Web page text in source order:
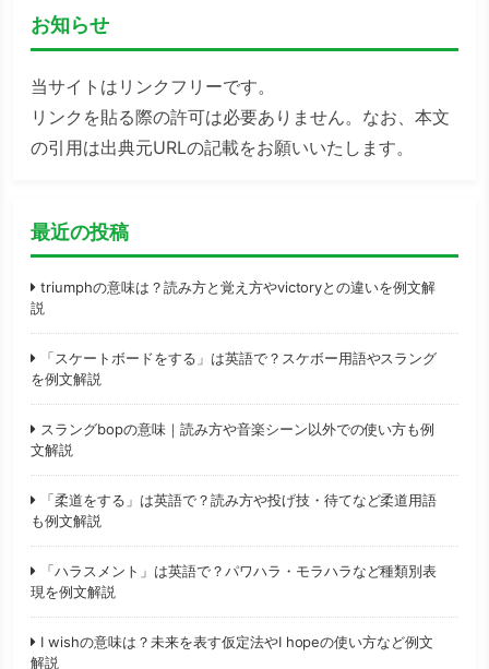
お知らせ
当サイトはリンクフリーです。
リンクを貼る際の許可は必要ありません。なお、本文
の引用は出典元URLの記載をお願いいたします。
最近の投稿
triumphの意味は？読み方と覚え方やvictoryとの違いを例文解
説
「スケートボードをする」は英語で？スケボー用語やスラング
を例文解説
スラングbopの意味｜読み方や音楽シーン以外での使い方も例
文解説
「柔道をする」は英語で？読み方や投げ技・待てなど柔道用語
も例文解説
「ハラスメント」は英語で？パワハラ・モラハラなど種類別表
現を例文解説
I wishの意味は？未来を表す仮定法やI hopeの使い方など例文
解説